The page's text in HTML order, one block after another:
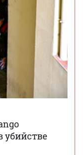
убийстве